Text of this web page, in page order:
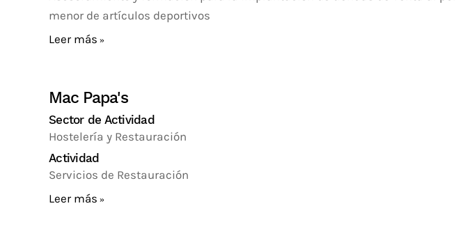
menor de artículos deportivos
Leer más
Mac Papa's
Sector de Actividad
Hostelería y Restauración
Actividad
Servicios de Restauración
Leer más